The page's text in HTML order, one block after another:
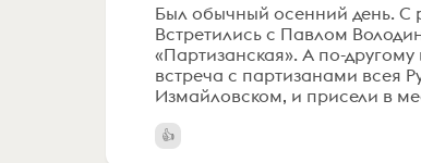
Был обычный осенний день. С
Встретились с Павлом
«Партизанская». А по-другому
встреча с партизанами всея
Измайловском, и присели в